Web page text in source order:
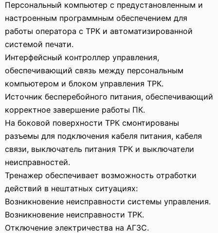
Персональный компьютер с предустановленным и
настроенным программным обеспечением для
работы оператора с ТРК и автоматизированной
системой печати.
Интерфейсный контроллер управления,
обеспечивающий связь между персональным
компьютером и блоком управления ТРК.
Источник бесперебойного питания, обеспечивающий
корректное завершение работы ПК.
На боковой поверхности ТРК смонтированы
разъемы для подключения кабеля питания, кабеля
связи, выключатель питания ТРК и выключатели
неисправностей.
Тренажер обеспечивает возможность отработки
действий в нештатных ситуациях:
Возникновение неисправности системы управления.
Возникновение неисправности ТРК.
Отключение электричества на АГЗС.